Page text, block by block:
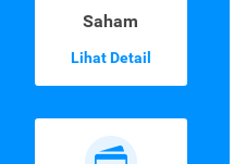
Saham
Lihat Detail